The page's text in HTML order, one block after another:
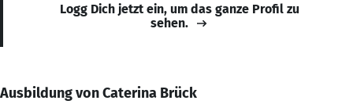
Logg Dich jetzt ein, um das ganze Profil zu
sehen.
Ausbildung von Caterina Brück